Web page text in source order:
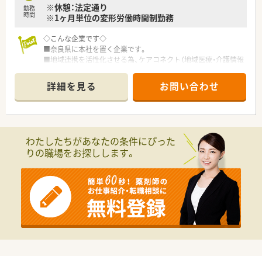
勤務
時間
※休憩：法定通り
※1ヶ月単位の変形労働時間制勤務
◇こんな企業です◇
■奈良県に本社を置く企業です。
■地域連携を活性化させる為、ケアコネクト（地域医療・介護情報
■ボトムアップを大切にする会社です。在宅推進チームや学会
発表チーム、マニュアルチームなど手上げ式で有志を募り、やり
たい仕事をしてもらいながら社内を活気付けたいという考えで
す。
育休取得・復帰率100％、平均残業時間7ｈ/月、離職率5％など従
業員満足度は非常に高いです。
■ボトムアップ・地域連携・ライフワークバランスを実現してい
る結果、「優良企業ガイド 2018」にて奈良県1位を獲得！
詳細を見る お問い合わせ
わたしたちがあなたの条件にぴった
りの職場をお探しします。